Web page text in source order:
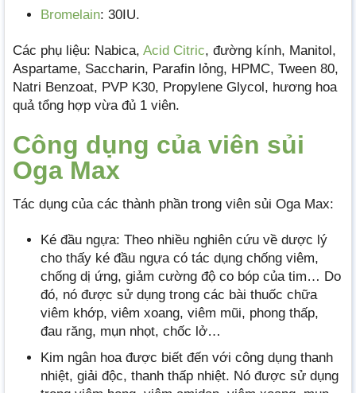
Bromelain: 30IU.
Các phụ liệu: Nabica, Acid Citric, đường kính, Manitol,
Aspartame, Saccharin, Parafin lỏng, HPMC, Tween 80,
Natri Benzoat, PVP K30, Propylene Glycol, hương hoa
quả tổng hợp vừa đủ 1 viên.
Công dụng của viên sủi
Oga Max
Tác dụng của các thành phần trong viên sủi Oga Max:
Ké đầu ngựa: Theo nhiều nghiên cứu về dược lý
cho thấy ké đầu ngựa có tác dụng chống viêm,
chống dị ứng, giảm cường độ co bóp của tim… Do
đó, nó được sử dụng trong các bài thuốc chữa
viêm khớp, viêm xoang, viêm mũi, phong thấp,
đau răng, mụn nhọt, chốc lở…
Kim ngân hoa được biết đến với công dụng thanh
nhiệt, giải độc, thanh thấp nhiệt. Nó được sử dụng